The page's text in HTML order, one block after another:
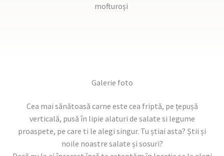
mofturoși
Galerie foto
Cea mai sănătoasă carne este cea friptă, pe țepușă
verticală, pusă în lipie alaturi de salate si legume
proaspete, pe care ti le alegi singur. Tu știai asta? Știi și
noile noastre salate și sosuri?